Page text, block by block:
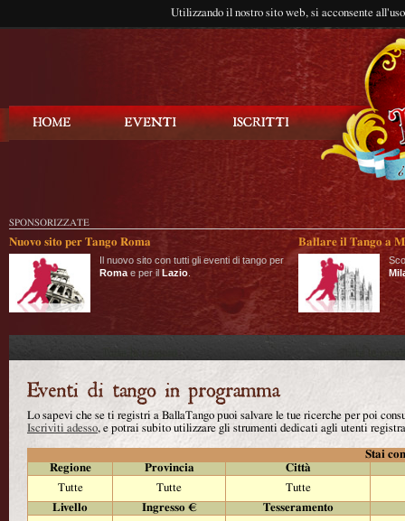
Utilizzando il nostro sito web, si acconsente
SPONSORIZZATE
Nuovo sito per Tango Roma
Il nuovo sito con tutti gli eventi di tango per
Roma e per il Lazio
Ballare il Tango a
Lo sapevi che se ti registri a BallaTango puoi salvare le tue ricerche per poi
Iscriviti adesso, e potrai subito utilizzare gli strumenti dedicati agli utenti
Stai
Regione
Provincia
Città
Tutte
Tutte
Tutte
Livello
Ingresso €
Tesseramento